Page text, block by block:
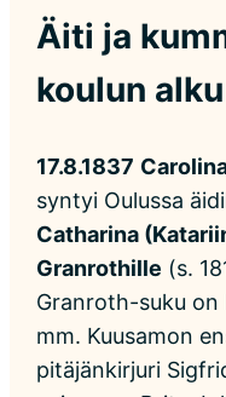
Äiti ja
koulun
17.8.1837
syntyi Oulussa
Catharina
Granrothille (s.
Granroth-suku on
mm. Kuusamon
pitäjänkirjuri